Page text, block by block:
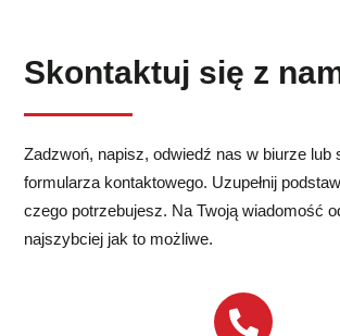
Skontaktuj się z
Zadzwoń, napisz, odwiedź nas w biurze lub
formularza kontaktowego. Uzupełnij
czego potrzebujesz. Na Twoją wiadomość
najszybciej jak to możliwe.